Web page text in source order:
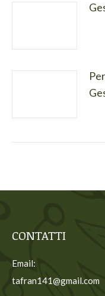
CONTATTI
Email:
tafran141@gmail.com